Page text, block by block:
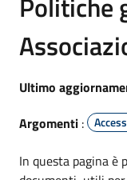
Ultimo
Argomenti :
In questa pagina è